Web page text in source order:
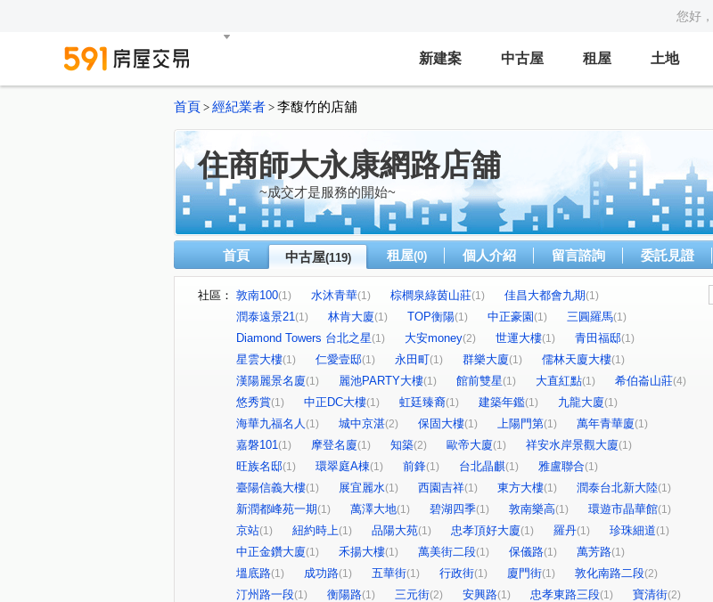
您好
新建案 中古屋 租屋 土地
首頁 > 經紀業者 > 李馥竹的店舖
住商師大永康網路店舖
~成交才是服務的開始~
首頁 中古屋(119) 租屋(0) 個人介紹 留言諮詢 委託見證
社區： 敦南100(1) 水沐青華(1) 棕櫚泉綠茵山莊(1) 佳昌大都會九期(1)
潤泰遠景21(1) 林肯大廈(1) TOP衡陽(1) 中正豪園(1) 三圓羅馬(1)
Diamond Towers 台北之星(1) 大安money(2) 世運大樓(1) 青田福邸(1)
星雲大樓(1) 仁愛壹邸(1) 永田町(1) 群樂大廈(1) 儒林天廈大樓(1)
漢陽麗景名廈(1) 麗池PARTY大樓(1) 館前雙星(1) 大直紅點(1) 希伯崙山莊(4)
悠秀賞(1) 中正DC大樓(1) 虹廷臻裔(1) 建築年鑑(1) 九龍大廈(1)
海華九福名人 (1) 城中京湛(2) 保固大樓(1) 上陽門第(1) 萬年青華廈(1)
嘉磐101(1) 摩登名廈(1) 知築(2) 歐帝大廈(1) 祥安水岸景觀大廈(1)
旺族名邸(1) 環翠庭A棟(1) 前鋒(1) 台北晶麒(1) 雅盧聯合(1)
臺陽信義大樓(1) 展宜麗水(1) 西園吉祥(1) 東方大樓(1) 潤泰台北新大陸(1)
新潤都峰苑一期(1) 萬澤大地(1) 碧湖四季(1) 敦南樂高(1) 環遊市晶華館(1)
京站(1) 紐約時上(1) 品陽大苑(1) 忠孝頂好大廈(1) 羅丹(1) 珍珠細道(1)
中正金鑽大廈(1) 禾揚大樓(1) 萬美街二段(1) 保儀路(1) 萬芳路(1)
塭底路(1) 成功路(1) 五華街(1) 行政街(1) 廈門街(1) 敦化南路二段(2)
汀州路一段(1) 衡陽路(1) 三元街(2) 安興路(1) 忠孝東路三段(1) 寶清街(2)